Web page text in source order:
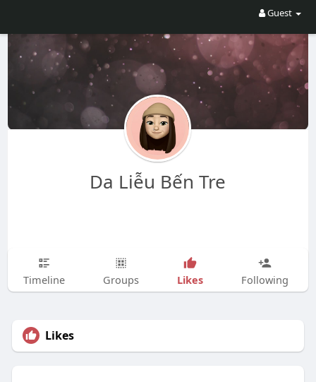
Guest
Da Liễu Bến Tre
Timeline Groups Likes Following
Likes